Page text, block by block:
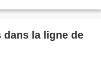
dans la ligne de